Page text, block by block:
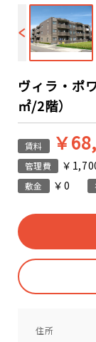
ヴィラ・ポ
㎡/2階）
賃料 ￥
管理費 ￥
敷金 ￥0
住所